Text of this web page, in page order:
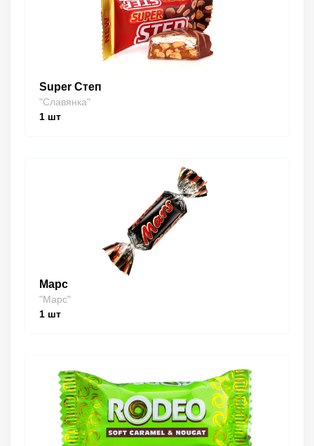
Super Степ
"Славянка"
1 шт
Марс
"Марс"
1 шт